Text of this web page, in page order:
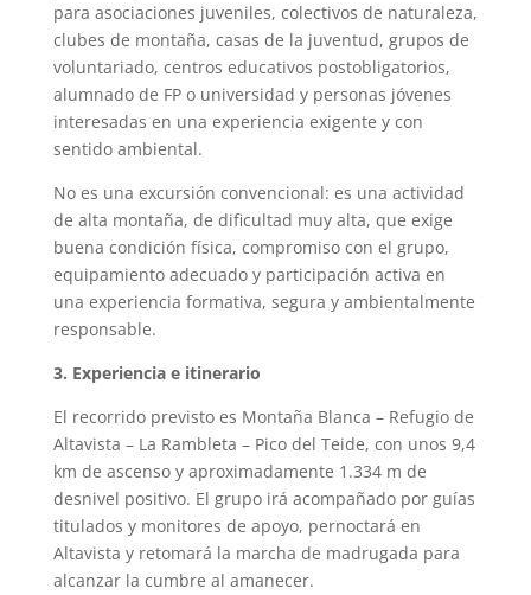
para asociaciones juveniles, colectivos de naturaleza,
clubes de montaña, casas de la juventud, grupos de
voluntariado, centros educativos postobligatorios,
alumnado de FP o universidad y personas jóvenes
interesadas en una experiencia exigente y con
sentido ambiental.
No es una excursión convencional: es una actividad
de alta montaña, de dificultad muy alta, que exige
buena condición física, compromiso con el grupo,
equipamiento adecuado y participación activa en
una experiencia formativa, segura y ambientalmente
responsable.
3. Experiencia e itinerario
El recorrido previsto es Montaña Blanca – Refugio de
Altavista – La Rambleta – Pico del Teide, con unos 9,4
km de ascenso y aproximadamente 1.334 m de
desnivel positivo. El grupo irá acompañado por guías
titulados y monitores de apoyo, pernoctará en
Altavista y retomará la marcha de madrugada para
alcanzar la cumbre al amanecer.